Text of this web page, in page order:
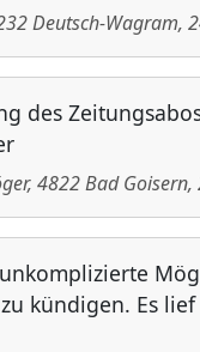
Deutsch-Wagram,
des
, 4822Bad Goisern,
kündigen. Es